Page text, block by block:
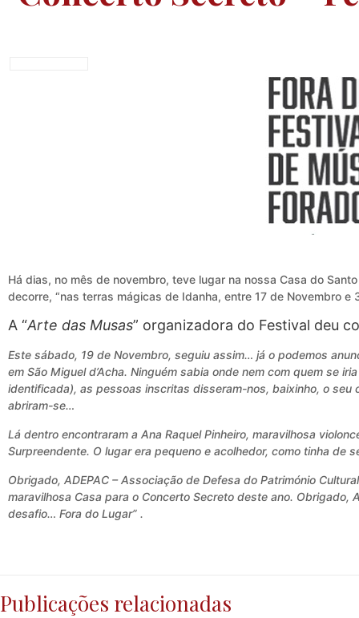
Há dias, no mês de novembro, teve lugar na nossa Casa do
decorre, “nas terras mágicas de Idanha, entre 17 de Novembro e
A “Arte das Musas” organizadora do Festival deu
Este sábado, 19 de Novembro, seguiu assim… já o podemos
em São Miguel d’Acha. Ninguém sabia onde nem com quem se
identificada), as pessoas inscritas disseram-nos, baixinho, o
abriram-se…
Lá dentro encontraram a Ana Raquel Pinheiro, maravilhosa
Surpreendente. O lugar era pequeno e acolhedor, como tinha
Obrigado, ADEPAC – Associação de Defesa do Património
maravilhosa Casa para o Concerto Secreto deste ano. Obrigado,
desafio… Fora do Lugar” .
Publicações relacionadas